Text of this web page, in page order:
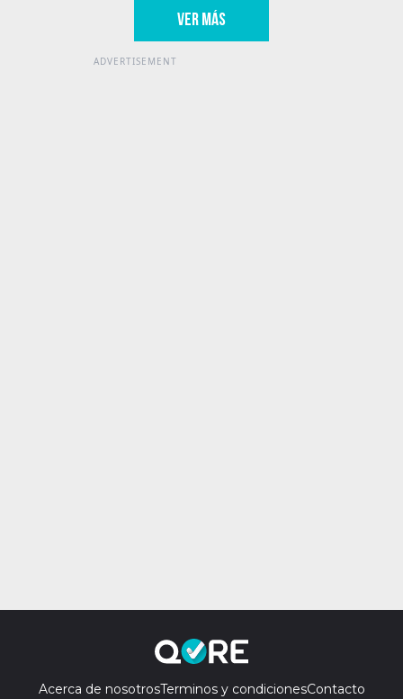
VER MÁS
Acerca de nosotrosTerminos y condicionesContacto